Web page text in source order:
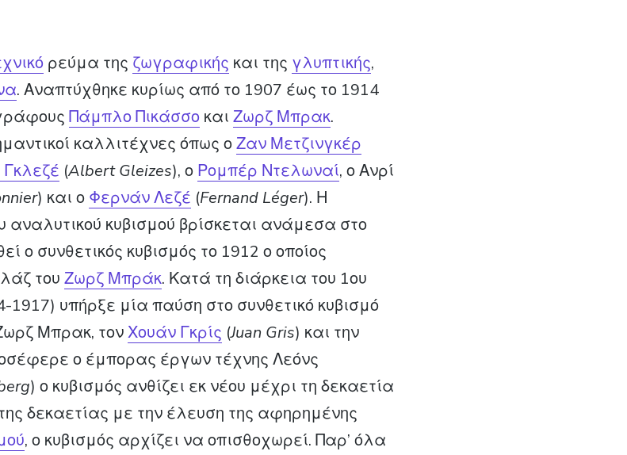
ρεύμα της ζωγραφικής και της γλυπτικής,
. Αναπτύχθηκε κυρίως από το 1907 έως το 1914
Πάμπλο Πικάσσο καιΖωρζ Μπρακ.
καλλιτέχνες όπως οΖαν Μετζινγκέρ
(Albert Gleizes), ο Ρομπέρ Ντελωναί, ο Ανρί
) και ο Φερνάν Λεζέ (Fernand Léger). Η
αναλυτικού κυβισμού βρίσκεται ανάμεσα στο
ο συνθετικός κυβισμός το 1912 ο οποίος
τουΖωρζ Μπράκ. Κατά τη διάρκεια του 1ου
υπήρξε μία παύση στο συνθετικό κυβισμό
Μπρακ, τονΧουάν Γκρίς (Juan Gris) και την
ο έμπορας έργων τέχνης Λεόνς
) ο κυβισμός ανθίζει εκ νέου μέχρι τη δεκαετία
δεκαετίας με την έλευση της αφηρημένης
, ο κυβισμός αρχίζει να οπισθοχωρεί. Παρ’ όλα